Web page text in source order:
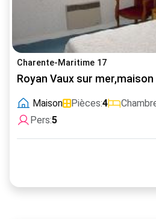
Charente-Maritime 17
Royan Vaux sur
Maison Pièces:4
Pers:5